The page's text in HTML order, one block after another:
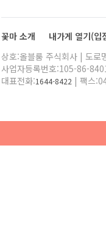
꽃마 소개 내가게 열기(입
상호:올블룸 주식회사 | 도
사업자등록번호:105-86-
대표전화:1644-8422 | 팩스